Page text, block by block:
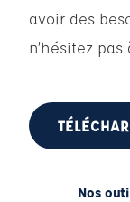
avoir des
n’hésitez
Nos